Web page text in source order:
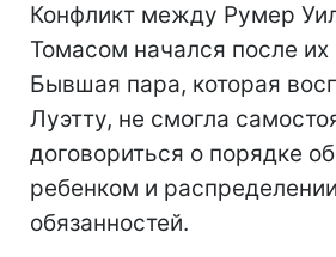
Конфликт между Румер
Томасом начался после их
Бывшая пара, которая
Луэтту, не смогла
договориться о порядке
ребенком и
обязанностей.